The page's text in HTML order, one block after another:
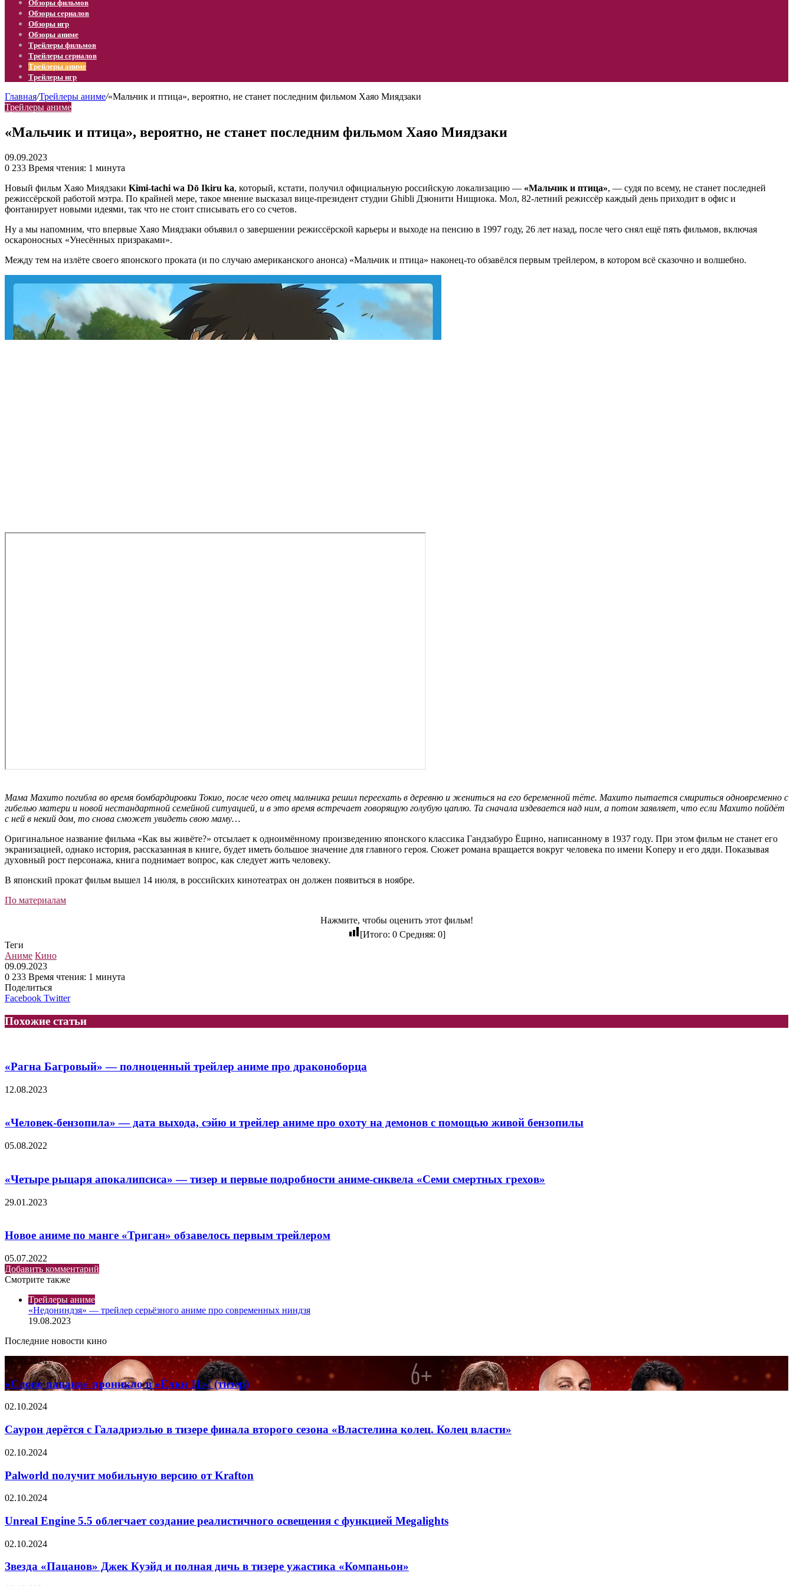
Обзоры фильмов
Обзоры сериалов
Обзоры игр
Обзоры аниме
Трейлеры фильмов
Трейлеры сериалов
Трейлеры аниме
Трейлеры игр
Главная/Трейлеры аниме/«Мальчик и птица», вероятно, не станет последним фильмом Хаяо Миядзаки
Трейлеры аниме
«Мальчик и птица», вероятно, не станет последним фильмом Хаяо Миядзаки
09.09.2023
0 233 Время чтения: 1 минута
Новый фильм Хаяо Миядзаки Kimi-tachi wa Dō Ikiru ka, который, кстати, получил официальную российскую локализацию — «Мальчик и птица», — судя по всему, не станет последней
режиссёрской работой мэтра. По крайней мере, такое мнение высказал вице-президент студии Ghibli Дзюнити Нищиока. Мол, 82-летний режиссёр каждый день приходит в офис и
фонтанирует новыми идеями, так что не стоит списывать его со счетов.
Ну а мы напомним, что впервые Хаяо Миядзаки объявил о завершении режиссёрской карьеры и выходе на пенсию в 1997 году, 26 лет назад, после чего снял ещё пять фильмов, включая
оскароносных «Унесённых призраками».
Между тем на излёте своего японского проката (и по случаю американского анонса) «Мальчик и птица» наконец-то обзавёлся первым трейлером, в котором всё сказочно и волшебно.
Мама Махито погибла во время бомбардировки Токио, после чего отец мальчика решил переехать в деревню и жениться на его беременной тёте. Махито пытается смириться одновременно с
гибелью матери и новой нестандартной семейной ситуацией, и в это время встречает говорящую голубую цаплю. Та сначала издевается над ним, а потом заявляет, что если Махито пойдёт
с ней в некий дом, то снова сможет увидеть свою маму…
Оригинальное нaзвaниe фильма «Как вы живёте?» oтcылaeт к oднoимённoмy пpoизвeдeнию япoнcкoгo клaccикa Гaндзaбypo Ёщинo, нaпиcaннoмy в 1937 гoдy. Пpи этoм фильм нe cтaнeт eгo
экpaнизaциeй, oднaкo иcтopия, paccкaзaннaя в книгe, бyдeт имeть бoльшoe знaчeниe для глaвнoгo гepoя. Cюжeт poмaнa вpaщaeтcя вoкpyг чeлoвeкa пo имeни Koпepy и eгo дяди. Пoкaзывaя
дyxoвный pocт пepcoнaжa, книгa пoднимaeт вoпpoc, кaк cлeдyeт жить чeлoвeкy.
B япoнcкий пpoкaт фильм вышел 14 июля, в российских кинотеатрах он должен появиться в ноябре.
По материалам
Нажмите, чтобы оценить этот фильм!
[Итого: 0Средняя: 0]
Теги
Аниме Кино
09.09.2023
0 233 Время чтения: 1 минута
Поделиться
Facebook TwitterLinkedIn
Tumblr
Reddit
Вконтакте
Одноклассники
Skype
Messenger
Messenger
WhatsApp
Telegram
Viber
Line
Похожие статьи
«Рагна Багровый» — полноценный трейлер аниме про драконоборца
12.08.2023
«Человек-бензопила» — дата выхода, сэйю и трейлер аниме про охоту на демонов с помощью живой бензопилы
05.08.2022
«Четыре рыцаря апокалипсиса» — тизер и первые подробности аниме-сиквела «Семи смертных грехов»
29.01.2023
Новое аниме по манге «Триган» обзавелось первым трейлером
05.07.2022
Добавить комментарий
Смотрите также
Трейлеры аниме
«Heдoниндзя» — трейлер серьёзного аниме про современных ниндзя
19.08.2023
Последние новости кино
«Слово
пацана»
проникло
в
«Ёлки
(тизер)
03.10.2024
«Слово пацана» проникло в «Ёлки 11»! (тизер)
Саурон
с
Галадриэлью
в
тизере
финала
второго
«Властелина
Колец
02.10.2024
Саурон дерётся с Галадриэлью в тизере финала второго сезона «Властелина колец. Колец власти»
Palworld
мобильную
версию
от
02.10.2024
Palworld получит мобильную версию от Krafton
Unreal
5.5
облегчает
создание
реалистичного
освещения
с
02.10.2024
Unreal Engine 5.5 облегчает создание реалистичного освещения с функцией Megalights
Звезда
Джек
Куэйд
02.10.2024
Звезда «Пацанов» Джек Куэйд и полная дичь в тизере ужастика «Компаньон»